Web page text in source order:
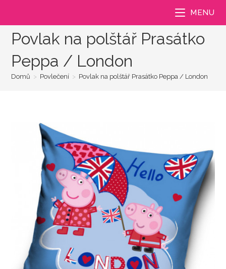
MENU
Povlak na polštář Prasátko
Peppa / London
Domů > Povlečení > Povlak na polštář Prasátko Peppa / London